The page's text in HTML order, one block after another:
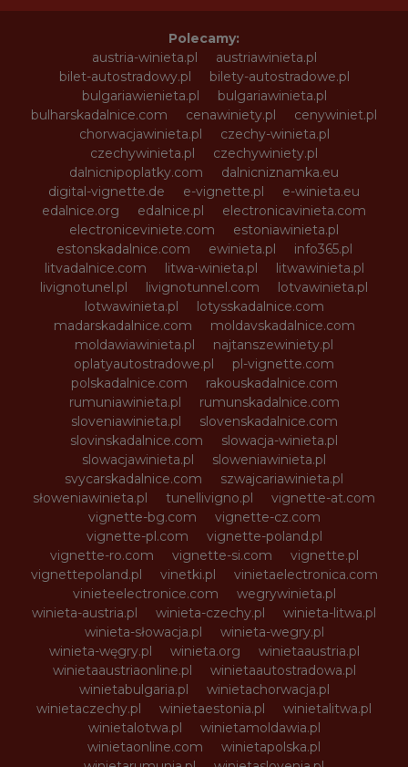
Polecamy:
austria-winieta.pl
austriawinieta.pl
bilet-autostradowy.pl
bilety-autostradowe.pl
bulgariawienieta.pl
bulgariawinieta.pl
bulharskadalnice.com
cenawiniety.pl
cenywiniet.pl
chorwacjawinieta.pl
czechy-winieta.pl
czechywinieta.pl
czechywiniety.pl
dalnicnipoplatky.com
dalnicniznamka.eu
digital-vignette.de
e-vignette.pl
e-winieta.eu
edalnice.org
edalnice.pl
electronicavinieta.com
electroniceviniete.com
estoniawinieta.pl
estonskadalnice.com
ewinieta.pl
info365.pl
litvadalnice.com
litwa-winieta.pl
litwawinieta.pl
livignotunel.pl
livignotunnel.com
lotvawinieta.pl
lotwawinieta.pl
lotysskadalnice.com
madarskadalnice.com
moldavskadalnice.com
moldawiawinieta.pl
najtanszewiniety.pl
oplatyautostradowe.pl
pl-vignette.com
polskadalnice.com
rakouskadalnice.com
rumuniawinieta.pl
rumunskadalnice.com
sloveniawinieta.pl
slovenskadalnice.com
slovinskadalnice.com
slowacja-winieta.pl
slowacjawinieta.pl
sloweniawinieta.pl
svycarskadalnice.com
szwajcariawinieta.pl
słoweniawinieta.pl
tunellivigno.pl
vignette-at.com
vignette-bg.com
vignette-cz.com
vignette-pl.com
vignette-poland.pl
vignette-ro.com
vignette-si.com
vignette.pl
vignettepoland.pl
vinetki.pl
vinietaelectronica.com
vinieteelectronice.com
wegrywinieta.pl
winieta-austria.pl
winieta-czechy.pl
winieta-litwa.pl
winieta-słowacja.pl
winieta-wegry.pl
winieta-węgry.pl
winieta.org
winietaaustria.pl
winietaaustriaonline.pl
winietaautostradowa.pl
winietabulgaria.pl
winietachorwacja.pl
winietaczechy.pl
winietaestonia.pl
winietalitwa.pl
winietalotwa.pl
winietamoldawia.pl
winietaonline.com
winietapolska.pl